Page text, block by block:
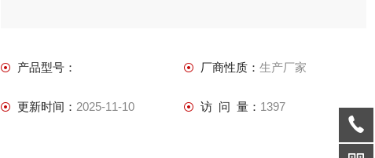
产品型号： 厂商性质： 生产厂家
更新时间： 2025-11-10 访 问 量： 1397